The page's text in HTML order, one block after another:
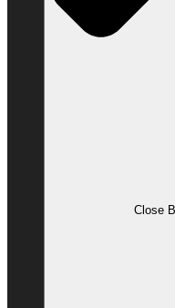
Close